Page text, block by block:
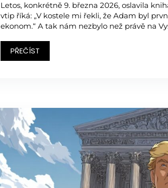
Letos, konkrétně 9. března 2026, oslavila
vtip říká: „V kostele mi řekli, že Adam byl
ekonom.“ A tak nám nezbylo než právě na
PŘEČÍST